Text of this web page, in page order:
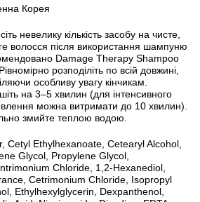
Корея
невелику кількість засобу на чисте,
волосся після використання шампуню
Damage Therapy Shampoo
розподіліть по всій довжині,
особливу увагу кінчикам.
на 3–5 хвилин (для інтенсивного
можна витримати до 10 хвилин).
змийте теплою водою.
Cetyl Ethylhexanoate, Cetearyl Alcohol,
Glycol, Propylene Glycol,
Chloride, 1,2-Hexanediol,
Cetrimonium Chloride, Isopropyl
Ethylhexylglycerin, Dexpanthenol,